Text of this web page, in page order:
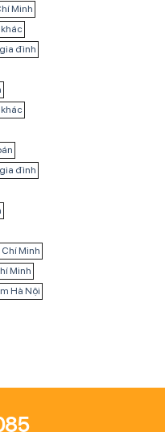
Minh
đình
đình
Minh
Minh
Hà Nội